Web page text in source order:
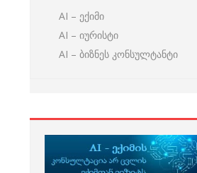
AI – ექიმი
AI – იურისტი
AI – ბიზნეს კონსულტანტი